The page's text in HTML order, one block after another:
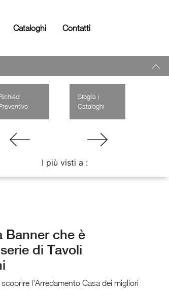
Cataloghi Contatti
Sfoglia i
Cataloghi
I più visti a :
Banner che è
di Tavoli
l'Arredamento Casa dei migliori